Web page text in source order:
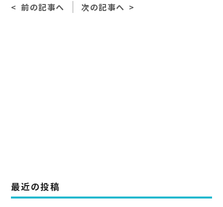
b
前の記事へ 次の記事へ
最近の投稿